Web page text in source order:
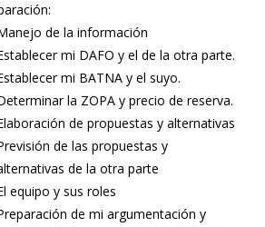
de la información
mi DAFO y el de la otra parte.
mi BATNA y el suyo.
la ZOPA y precio de reserva.
de propuestas y alternativas
de las propuestas y
de la otra parte
equipo y sus roles
de mi argumentación y